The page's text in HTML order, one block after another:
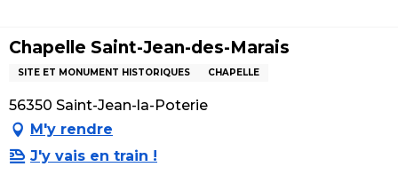
Chapelle Saint-Jean-des-Marais
SITE ET MONUMENT HISTORIQUES CHAPELLE
56350 Saint-Jean-la-Poterie
M'y rendre
J'y vais en train !